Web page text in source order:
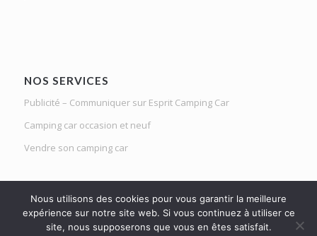
NOS SERVICES
Publicité – Communiquer sur Esprit Camping Car
Camping car occasion et neuf
Vendre son camping car
Nous utilisons des cookies pour vous garantir la meilleure
expérience sur notre site web. Si vous continuez à utiliser ce
site, nous supposerons que vous en êtes satisfait.